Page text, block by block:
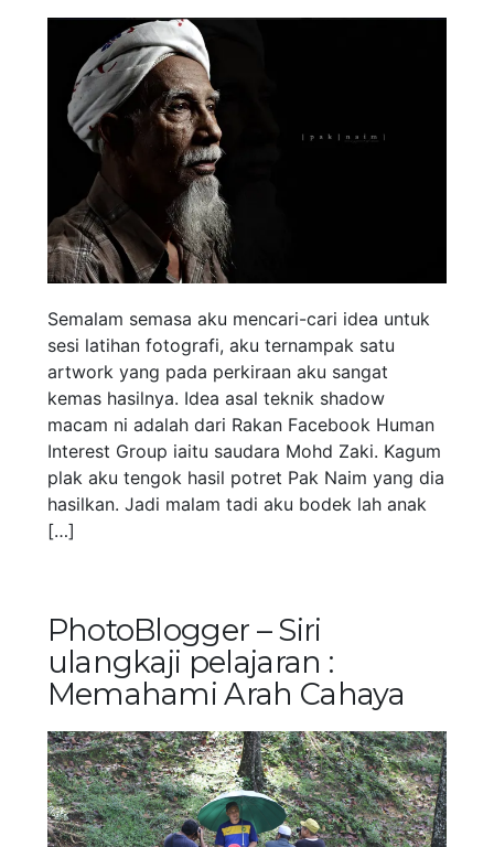
Semalam semasa aku mencari-cari idea untuk
sesi latihan fotografi, aku ternampak satu
artwork yang pada perkiraan aku sangat
kemas hasilnya. Idea asal teknik shadow
macam ni adalah dari Rakan Facebook Human
Interest Group iaitu saudara Mohd Zaki. Kagum
plak aku tengok hasil potret Pak Naim yang dia
hasilkan. Jadi malam tadi aku bodek lah anak
[…]
PhotoBlogger – Siri
ulangkaji pelajaran :
Memahami Arah Cahaya